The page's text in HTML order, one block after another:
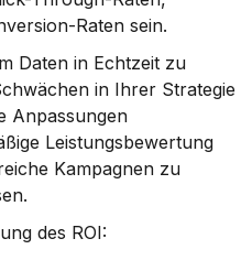
Raten sein.
Daten in Echtzeit zu
in Ihrer Strategie
Anpassungen
Leistungsbewertung
Kampagnen zu
des ROI: